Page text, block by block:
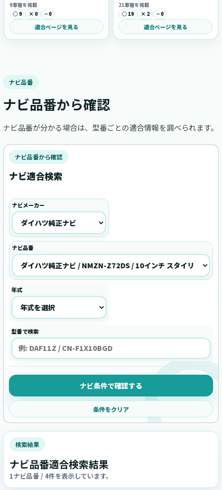
9車種を掲載
○ 9
× 0 − 0
適合ページを見る
21車種を掲載
○ 19
× 2 − 0
適合ページを見る
ナビ品番
ナビ品番から確認
ナビ品番が分かる場合は、型番ごとの適合情報を調べられます。
ナビ品番から確認
ナビ適合検索
ナビメーカー
ナビ品番
年式
型番で検索
ナビ条件で確認する
条件をクリア
検索結果
ナビ品番適合検索結果
1ナビ品番 / 4件を表示しています。